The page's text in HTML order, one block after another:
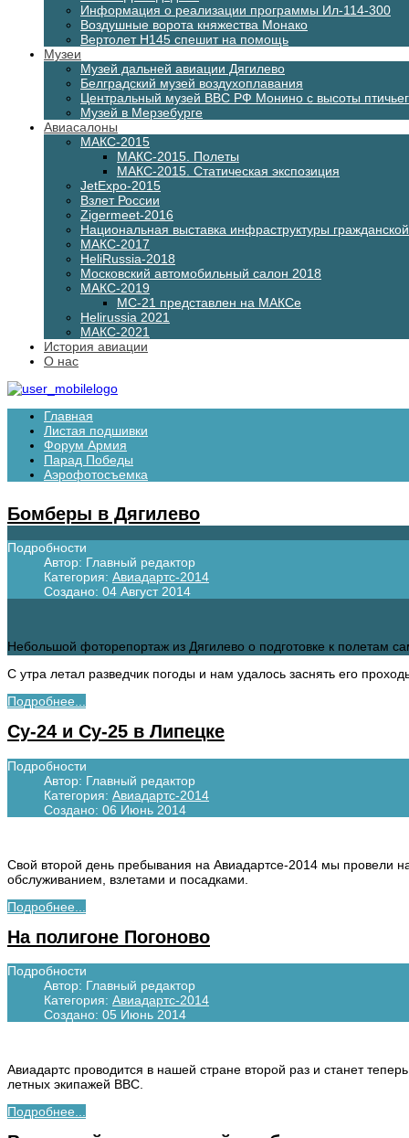
Информация о реализации программы Ил-114-300
Воздушные ворота княжества Монако
Вертолет H145 спешит на помощь
Музеи
Музей дальней авиации Дягилево
Белградский музей воздухоплавания
Центральный музей ВВС РФ Монино с высоты
Музей в Мерзебурге
Авиасалоны
МАКС-2015
МАКС-2015. Полеты
МАКС-2015. Статическая экспозиция
JetExpo-2015
Взлет России
Zigermeet-2016
Национальная выставка инфраструктуры
МАКС-2017
HeliRussia-2018
Московский автомобильный салон 2018
МАКС-2019
МС-21 представлен на МАКСе
Helirussia 2021
МАКС-2021
История авиации
О нас
Главная
Листая подшивки
Форум Армия
Парад Победы
Аэрофотосъемка
Бомберы в Дягилево
Подробности
Автор: Главный редактор
Категория: Авиадартс-2014
Создано: 04 Август 2014
Небольшой фоторепортаж из Дягилево о подготовке к полетам
С утра летал разведчик погоды и нам удалось заснять его
Подробнее...
Су-24 и Су-25 в Липецке
Подробности
Автор: Главный редактор
Категория: Авиадартс-2014
Создано: 06 Июнь 2014
Свой второй день пребывания на Авиадартсе-2014 мы провели
обслуживанием, взлетами и посадками.
Подробнее...
На полигоне Погоново
Подробности
Автор: Главный редактор
Категория: Авиадартс-2014
Создано: 05 Июнь 2014
Авиадартс проводится в нашей стране второй раз и станет
летных экипажей ВВС.
Подробнее...